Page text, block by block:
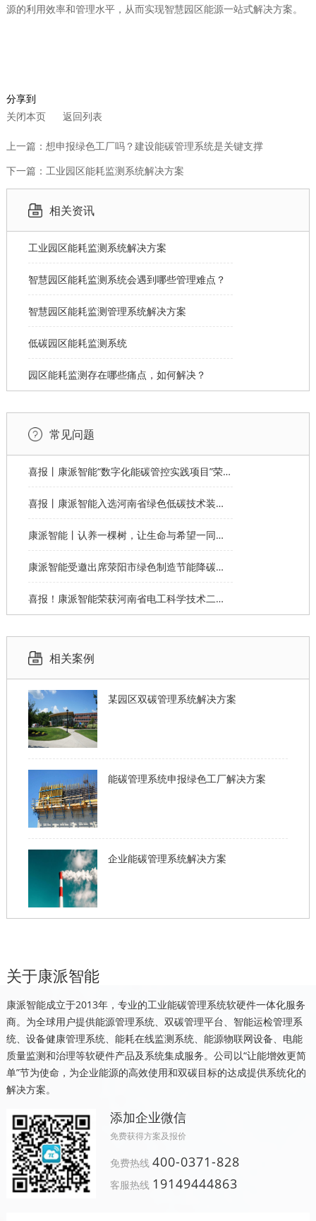
源的利用效率和管理水平，从而实现智慧园区能源一站式解决方案。
分享到
关闭本页
返回列表
上一篇：想申报绿色工厂吗？建设能碳管理系统是关键支撑
下一篇：工业园区能耗监测系统解决方案
相关资讯
工业园区能耗监测系统解决方案
智慧园区能耗监测系统会遇到哪些管理难点？
智慧园区能耗监测管理系统解决方案
低碳园区能耗监测系统
园区能耗监测存在哪些痛点，如何解决？
常见问题
喜报丨康派智能“数字化能碳管控实践项目”荣获第十一届“创客中国”郑州市分赛企业组优秀奖
喜报丨康派智能入选河南省绿色低碳技术装备应用典型案例
康派智能丨认养一棵树，让生命与希望一同生长
康派智能受邀出席荥阳市绿色制造节能降碳工作说明会并作主题分享
喜报！康派智能荣获河南省电工科学技术二等奖
相关案例
某园区双碳管理系统解决方案
能碳管理系统申报绿色工厂解决方案
企业能碳管理系统解决方案
关于康派智能
康派智能成立于2013年，专业的工业能碳管理系统软硬件一体化服务
商。为全球用户提供能源管理系统、双碳管理平台、智能运检管理系
统、设备健康管理系统、能耗在线监测系统、能源物联网设备、电能
质量监测和治理等软硬件产品及系统集成服务。公司以“让能增效更简
单”节为使命，为企业能源的高效使用和双碳目标的达成提供系统化的
解决方案。
添加企业微信
免费获得方案及报价
免费热线 400-0371-828
客服热线 19149444863